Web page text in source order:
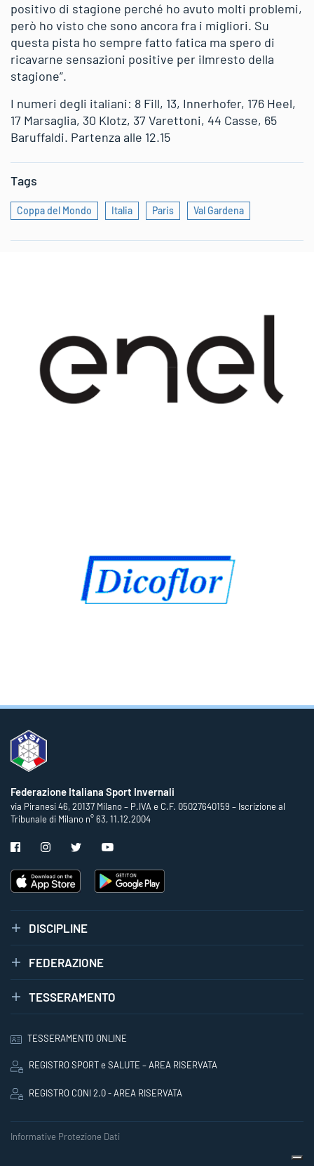
positivo di stagione perché ho avuto molti problemi,
però ho visto che sono ancora fra i migliori. Su
questa pista ho sempre fatto fatica ma spero di
ricavarne sensazioni positive per ilmresto della
stagione”.
I numeri degli italiani: 8 Fill, 13, Innerhofer, 176 Heel,
17 Marsaglia, 30 Klotz, 37 Varettoni, 44 Casse, 65
Baruffaldi. Partenza alle 12.15
Tags
Coppa del Mondo Italia Paris Val Gardena
Federazione Italiana Sport Invernali
via Piranesi 46, 20137 Milano – P.IVA e C.F. 05027640159 – Iscrizione al
Tribunale di Milano n° 63, 11.12.2004
DISCIPLINE
FEDERAZIONE
TESSERAMENTO
TESSERAMENTO ONLINE
REGISTRO SPORT e SALUTE – AREA RISERVATA
REGISTRO CONI 2.0 - AREA RISERVATA
Informative Protezione Dati